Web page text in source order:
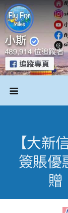
【大新
簽賬優
贈